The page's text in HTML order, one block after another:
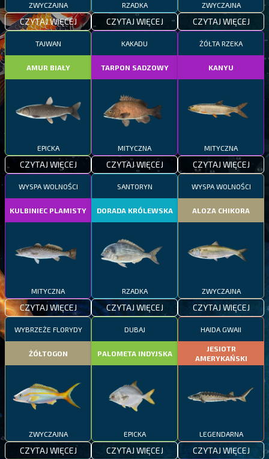
ZWYCZAJNA
CZYTAJ WIĘCEJ
RZADKA
CZYTAJ WIĘCEJ
ZWYCZAJNA
CZYTAJ WIĘCEJ
TAJWAN
AMUR BIAŁY
EPICKA
CZYTAJ WIĘCEJ
KAKADU
TARPON SADZOWY
MITYCZNA
CZYTAJ WIĘCEJ
ŻÓŁTA RZEKA
KANYU
MITYCZNA
CZYTAJ WIĘCEJ
WYSPA WOLNOŚCI
KULBINIEC PLAMISTY
MITYCZNA
CZYTAJ WIĘCEJ
SANTORYN
DORADA KRÓLEWSKA
RZADKA
CZYTAJ WIĘCEJ
WYSPA WOLNOŚCI
ALOZA CHIKORA
ZWYCZAJNA
CZYTAJ WIĘCEJ
WYBRZEŻE FLORYDY
ŻÓŁTOGON
ZWYCZAJNA
CZYTAJ WIĘCEJ
DUBAJ
PALOMETA INDYJSKA
EPICKA
CZYTAJ WIĘCEJ
HAIDA GWAII
JESIOTR
AMERYKAŃSKI
LEGENDARNA
CZYTAJ WIĘCEJ